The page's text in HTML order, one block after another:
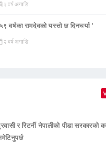
२ वर्ष अगाडि
वर्षका रामदेवकाे यस्ताे छ दिनचर्या ’
२ वर्ष अगाडि
र रिटर्नी नेपालीको पीडा सरकारको